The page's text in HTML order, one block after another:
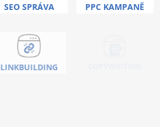
SEO SPRÁVA PPC KAMPANĚ
LINKBUILDING